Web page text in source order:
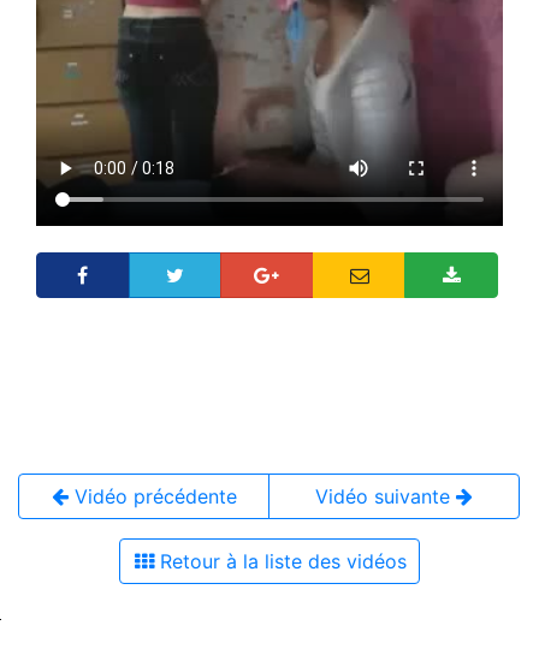
Vidéo précédente Vidéo suivante
Retour à la liste des vidéos